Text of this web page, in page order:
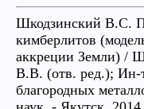
Шкодзинский В.С.
кимберлитов
аккреции Земли) /
В.В. (отв. ред.); Ин-
благородных